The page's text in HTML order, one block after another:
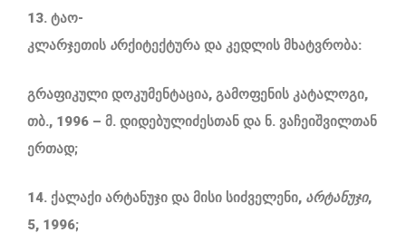
13. ტაო-
კლარჯეთის არქიტექტურა და კედლის მხატვრობა:
გრაფიკული დოკუმენტაცია, გამოფენის კატალოგი,
თბ., 1996 – მ. დიდებულიძესთან და ნ. ვაჩეიშვილთან
ერთად;
14. ქალაქი არტანუჯი და მისი სიძველენი, არტანუჯი,
5, 1996;